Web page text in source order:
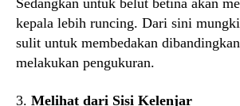
Sedangkan untuk belut betina akan
kepala lebih runcing. Dari sini
sulit untuk membedakan
melakukan pengukuran.
3. Melihat dari Sisi Kelenjar